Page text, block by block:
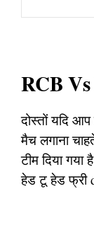
RCB
दोस्तों यदि
मैच लगाना
टीम दिया
हेड टू हेड फ्री